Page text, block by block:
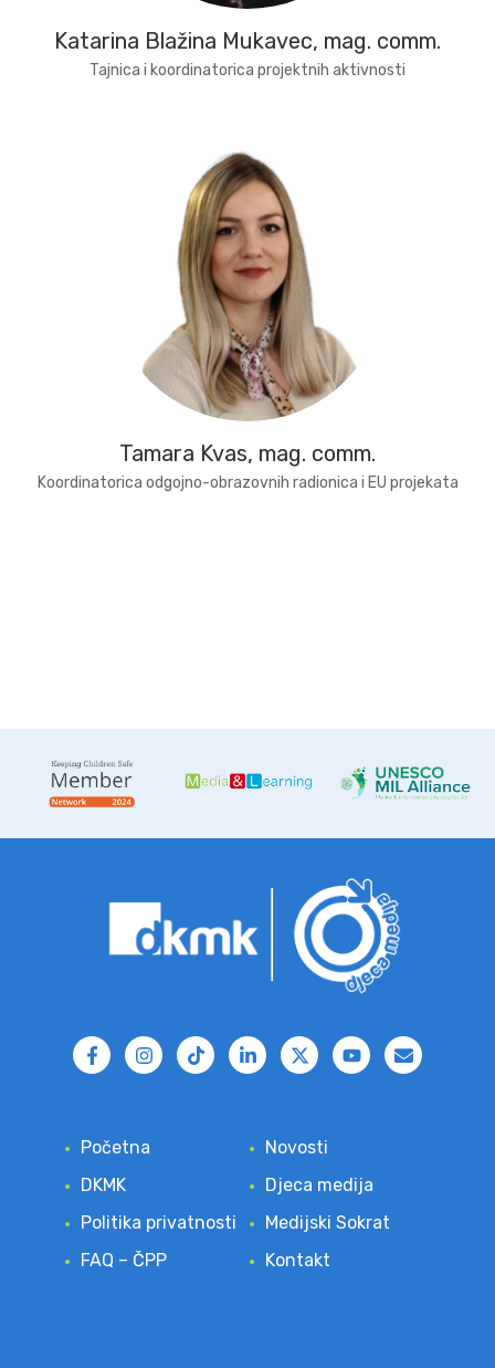
Katarina Blažina Mukavec, mag. comm.
Tajnica i koordinatorica projektnih aktivnosti
Tamara Kvas, mag. comm.
Koordinatorica odgojno-obrazovnih radionica i EU projekata
Početna
Novosti
DKMK
Djeca medija
Politika privatnosti
Medijski Sokrat
FAQ – ČPP
Kontakt